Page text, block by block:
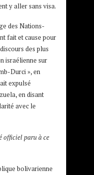
y aller sans visa.
des Nations-
fait et cause pour
des plus
israélienne sur
Durci », en
expulsé
en disant
avec le
officiel paru à ce
bolivarienne